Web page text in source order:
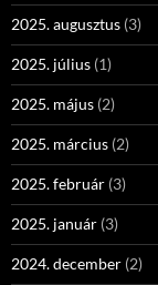
2025. augusztus (3)
2025. július (1)
2025. május (2)
2025. március (2)
2025. február (3)
2025. január (3)
2024. december (2)